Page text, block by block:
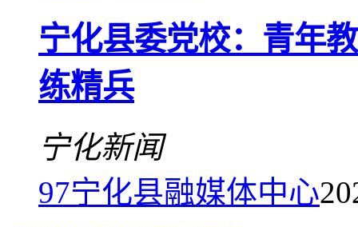
宁化县委党校：青年
练精兵
宁化新闻
97宁化县融媒体中心